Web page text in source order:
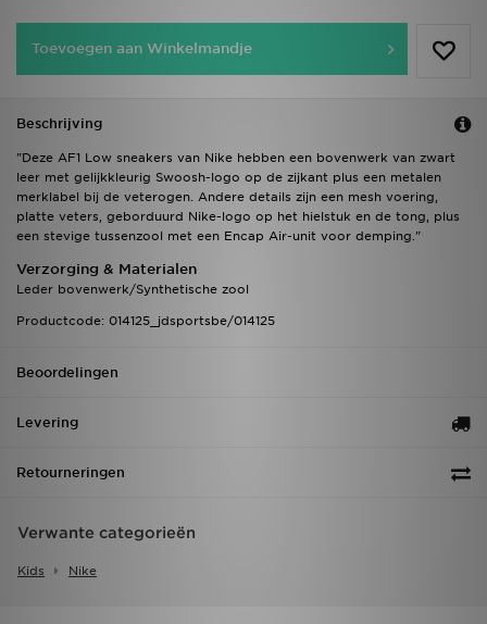
Toevoegen aan Winkelmandje
Beschrijving
"Deze AF1 Low sneakers van Nike hebben een bovenwerk van zwart
leer met gelijkkleurig Swoosh-logo op de zijkant plus een metalen
merklabel bij de veterogen. Andere details zijn een mesh voering,
platte veters, geborduurd Nike-logo op het hielstuk en de tong, plus
een stevige tussenzool met een Encap Air-unit voor demping."
Verzorging & Materialen
Leder bovenwerk/Synthetische zool
Productcode: 014125_jdsportsbe/014125
Beoordelingen
Levering
Retourneringen
Verwante categorieën
Kids Nike